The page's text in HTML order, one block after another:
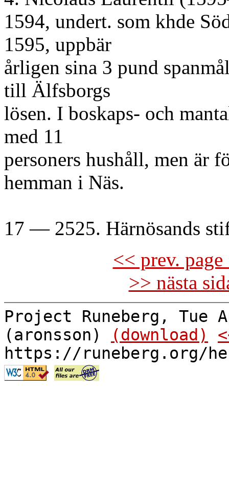
1594, undert. som khde
1595, uppbär
årligen sina 3 pund
till Älfsborgs
lösen. I boskaps- och
med 11
personers hushåll, men är
hemman i Näs.
17 — 2525. Härnösands
<< prev.
>> nästa
Project Runeberg, Tue
(aronsson)
(download)
https://runeberg.org/